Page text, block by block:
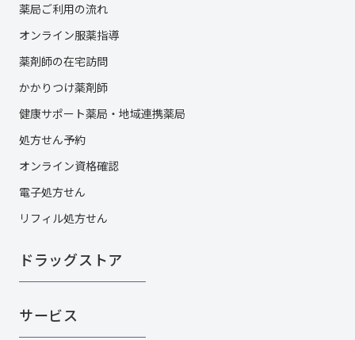
薬局ご利用の流れ
オンライン服薬指導
薬剤師の在宅訪問
かかりつけ薬剤師
健康サポート薬局・地域連携薬局
処方せん予約
オンライン資格確認
電子処方せん
リフィル処方せん
ドラッグストア
サービス